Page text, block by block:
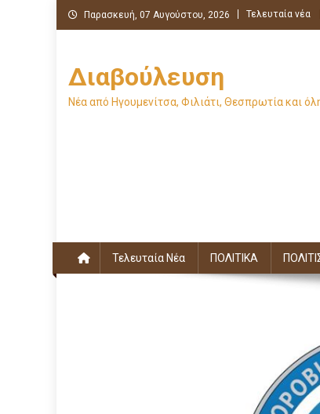
Μεταπηδήστε
στο
Παρασκευή, 07 Αυγούστου, 2026 Τελευταία νέα
Διαβούλευση
Νέα από Ηγουμενίτσα, Φιλιάτι, Θεσπρωτία και
Τελευταία Νέα ΠΟΛΙΤΙΚΑ